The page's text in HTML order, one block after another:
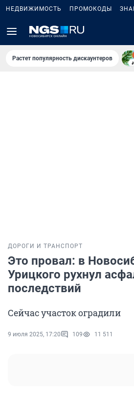
НЕДВИЖИМОСТЬ ПРОМОКОДЫ
Растет популярность дискаунтеров
ДОРОГИ И ТРАНСПОРТ
Это провал: в
Урицкого рухнул
последствий
Сейчас участок оградили
9 июля 2025, 17:20 109 11 511